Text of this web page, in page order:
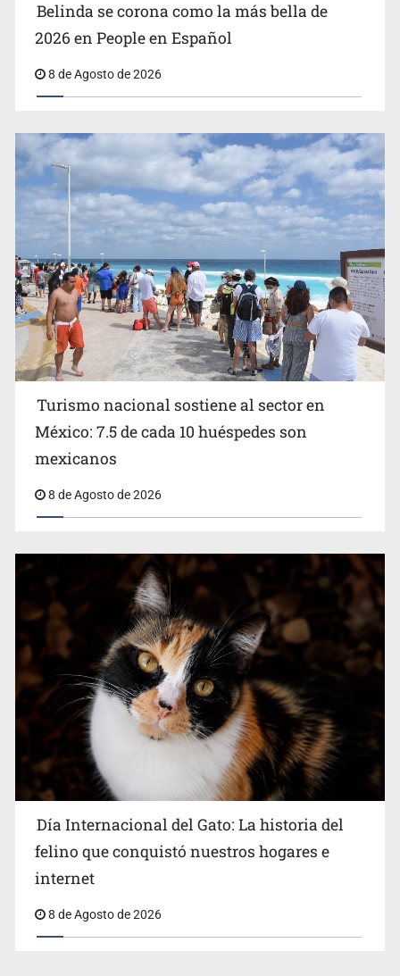
EU reanudará este sábado inspecciones de aguacate en
Michoacán
Belinda se corona como la más bella de 2026 en People
Belinda se corona como la más bella de
2026 en People en Español
8 de Agosto de 2026
Turismo nacional sostiene al sector en
México: 7.5 de cada 10 huéspedes son
mexicanos
8 de Agosto de 2026
Día Internacional del Gato: La historia del
felino que conquistó nuestros hogares e
internet
8 de Agosto de 2026